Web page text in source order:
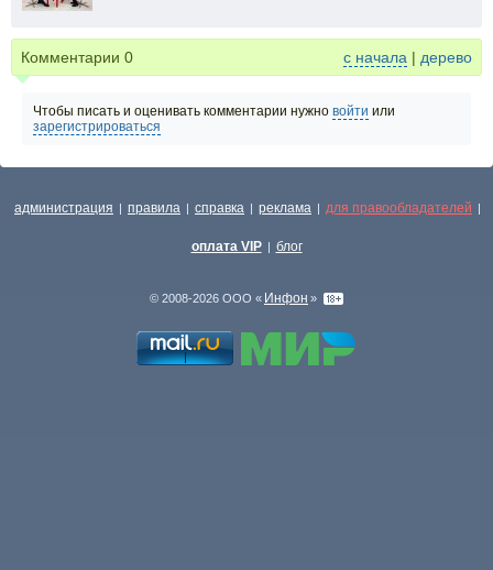
Комментарии 0 с начала | дерево
Чтобы писать и оценивать комментарии нужно войти или
зарегистрироваться
администрация | правила | справка | реклама | для правообладателей |
оплата VIP | блог
© 2008-2026 ООО « Инфон »